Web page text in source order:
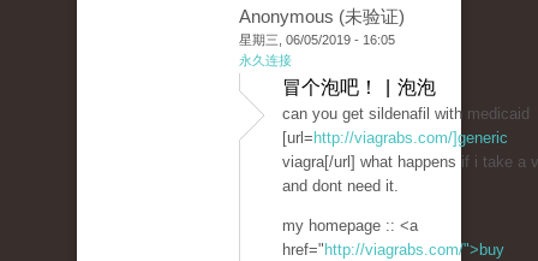
Anonymous (未验证)
星期三, 06/05/2019 - 16:05
永久连接
冒个泡吧！ | 泡泡
can you get sildenafil with medicaid
[url= http://viagrabs.com/]generic
viagra[/url] what happens if i take a
and dont need it.
my homepage :: <a
href=" http://viagrabs.com/">buy